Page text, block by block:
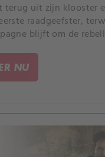
terug uit zijn klooster
raadgeefster,
blijft om de
NU